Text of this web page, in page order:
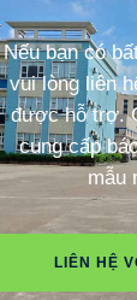
Nếu bạn có
vui lòng liên
được hỗ trợ.
cung cấp
mẫu
LIÊN HỆ